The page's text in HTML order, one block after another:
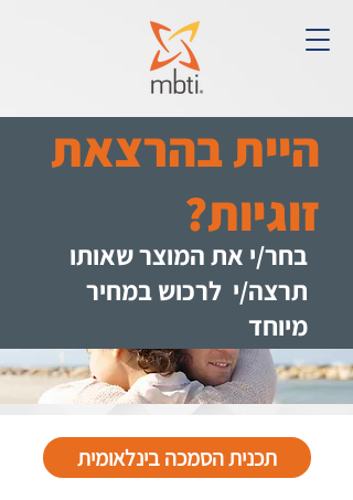
היית בהרצאת
זוגיות?
בחר/י את המוצר שאותו
תרצה/י לרכוש במחיר
מיוחד
תכנית הסמכה בינלאומית